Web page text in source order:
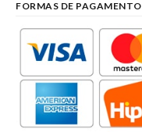
FORMAS DE PAGAMENTO